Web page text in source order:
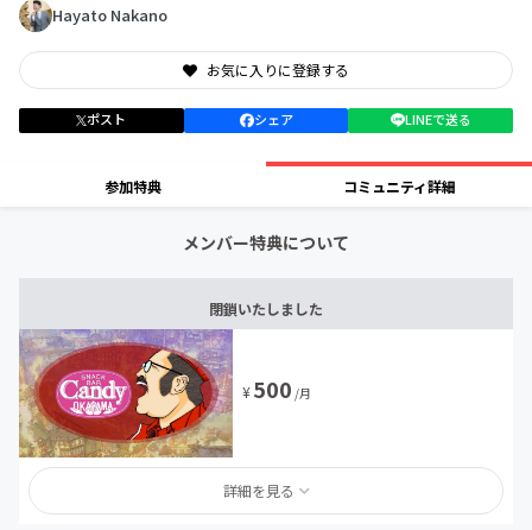
Hayato Nakano
お気に入りに登録する
ポスト シェア LINEで送る
参加特典 コミュニティ詳細
メンバー特典について
閉鎖いたしました
¥500 /月
詳細を見る